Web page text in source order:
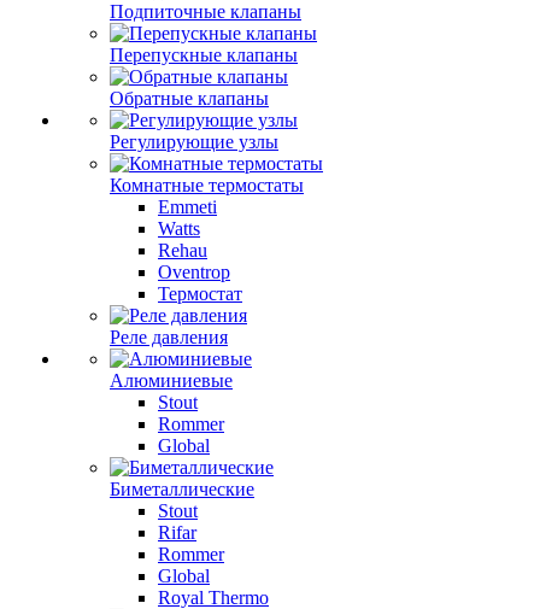
Подпиточные клапаны
Перепускные клапаны
Обратные клапаны
Регулирующие узлы
Комнатные термостаты
Emmeti
Watts
Rehau
Oventrop
Термостат
Реле давления
Алюминиевые
Stout
Rommer
Global
Биметаллические
Stout
Rifar
Rommer
Global
Royal Thermo